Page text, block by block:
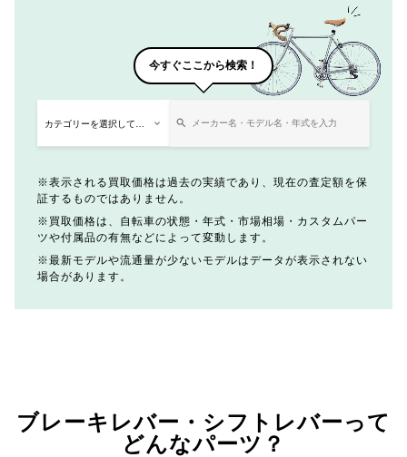
今すぐここから検索！
表示される買取価格は過去の実績であり、現在の査定額を保
証するものではありません。
買取価格は、自転車の状態・年式・市場相場・カスタムパー
ツや付属品の有無などによって変動します。
最新モデルや流通量が少ないモデルはデータが表示されない
場合があります。
ブレーキレバー・シフトレバーって
どんなパーツ？